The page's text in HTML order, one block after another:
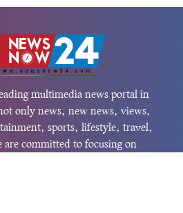
multimedia news portal in
only news, new news, views,
sports, lifestyle, travel,
committed to focusing on